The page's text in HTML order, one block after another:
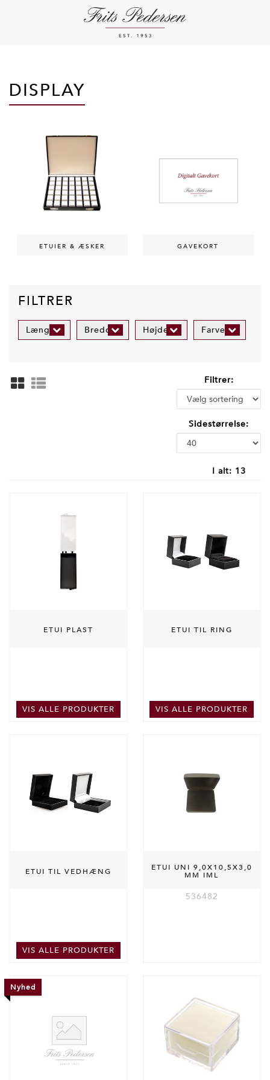
DISPLAY
ETUIER & ÆSKER GAVEKORT
FILTRER
Længde Bredde Højde Farve
Filtrer:
Sidestørrelse:
I alt: 13
ETUI PLAST
VIS ALLE PRODUKTER
ETUI TIL RING
VIS ALLE PRODUKTER
ETUI TIL VEDHÆNG
VIS ALLE PRODUKTER
ETUI UNI 9,0X10,5X3,0
MM IML
536482
Nyhed